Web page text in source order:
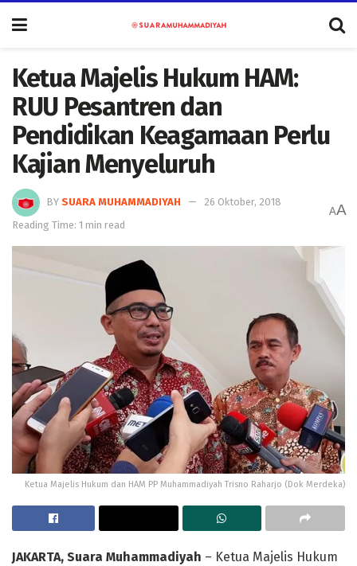
Ketua Majelis Hukum HAM:
RUU Pesantren dan
Pendidikan Keagamaan Perlu
Kajian Menyeluruh
BY SUARA MUHAMMADIYAH
26 Oktober, 2018
Reading Time: 1 min read
AA
Ketua Majelis Hukum dan HAM PP Muhammadiyah Trisno Raharjo (Dok Merdeka)
JAKARTA, Suara Muhammadiyah – Ketua Majelis Hukum